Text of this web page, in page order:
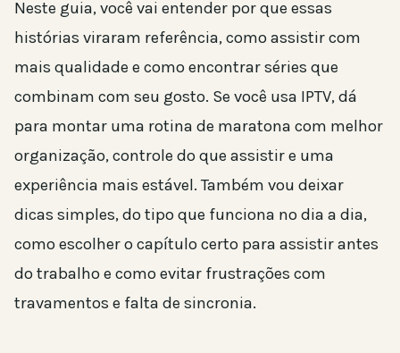
Neste guia, você vai entender por que essas
histórias viraram referência, como assistir com
mais qualidade e como encontrar séries que
combinam com seu gosto. Se você usa IPTV, dá
para montar uma rotina de maratona com melhor
organização, controle do que assistir e uma
experiência mais estável. Também vou deixar
dicas simples, do tipo que funciona no dia a dia,
como escolher o capítulo certo para assistir antes
do trabalho e como evitar frustrações com
travamentos e falta de sincronia.